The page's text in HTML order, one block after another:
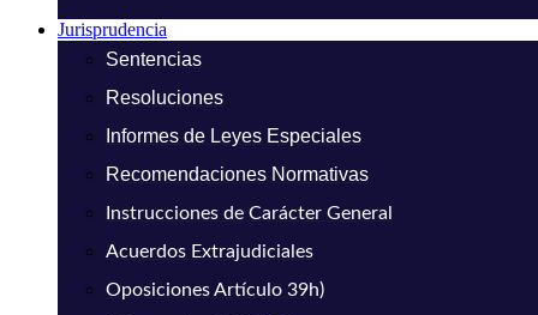
Jurisprudencia
Sentencias
Resoluciones
Informes de Leyes Especiales
Recomendaciones Normativas
Instrucciones de Carácter General
Acuerdos Extrajudiciales
Oposiciones Artículo 39h)